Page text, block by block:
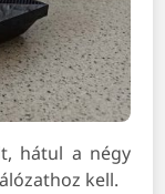
hátul a négy
kell.